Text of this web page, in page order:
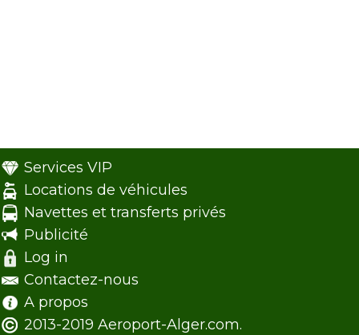
Services VIP
Locations de véhicules
Navettes et transferts privés
Publicité
Log in
Contactez-nous
A propos
2013-2019 Aeroport-Alger.com.